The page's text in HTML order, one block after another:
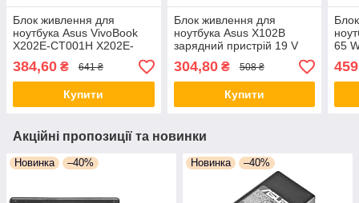
Блок живлення для
ноутбука Asus VivoBook
X202E-CT001H X202E-
CT006H 19V 1.75A 33W
384,60 ₴ 641 ₴
Купити
Блок живлення для
ноутбука Asus X102B
зарядний пристрій 19 V
1.75 A 33 W 4.0*1.35
304,80₴ 508 ₴
Купити
65
Акційні пропозиції та новинки
Новинка –40% Новинка –40%